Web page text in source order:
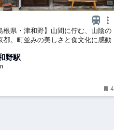
根県・津和野】山間に佇む、山陰の
都。町並みの美しさと食文化に感動
野駅
4